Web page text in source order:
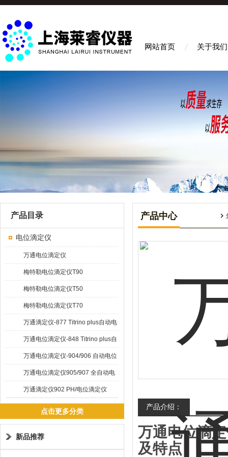
网站首页 关于我们
产品目录
电位滴定仪
万通电位滴定仪
梅特勒电位滴定仪T90
梅特勒电位滴定仪T50
梅特勒电位滴定仪T70
万通滴定仪-877 Titrino plus自动电
位滴定仪
万通电位滴定仪-848 Titrino plus自
动电位滴定仪
万通电位滴定仪-904/906 自动电位
滴定仪
万通电位滴定仪905/907 全自动电
位滴定仪
万通滴定仪902 PH/电位滴定仪
点击更多分类
新品推荐
产品中心
产品介绍：
万通电位滴
及特点